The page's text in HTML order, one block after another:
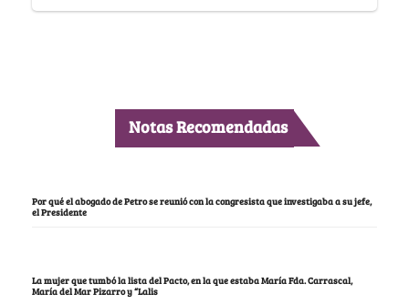
Notas Recomendadas
Por qué el abogado de Petro se reunió con la congresista que investigaba a su jefe,
el Presidente
La mujer que tumbó la lista del Pacto, en la que estaba María Fda. Carrascal,
María del Mar Pizarro y “Lalis